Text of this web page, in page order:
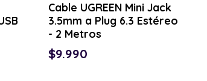
Cable UGREEN Mini Jack
3.5mm a Plug 6.3 Estéreo
- 2 Metros
$9.990